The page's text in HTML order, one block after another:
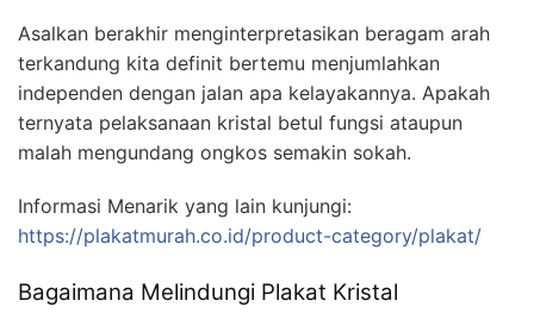
Asalkan berakhir menginterpretasikan beragam arah
terkandung kita definit bertemu menjumlahkan
independen dengan jalan apa kelayakannya. Apakah
ternyata pelaksanaan kristal betul fungsi ataupun
malah mengundang ongkos semakin sokah.
Informasi Menarik yang lain kunjungi:
https://plakatmurah.co.id/product-category/plakat/
Bagaimana Melindungi Plakat Kristal